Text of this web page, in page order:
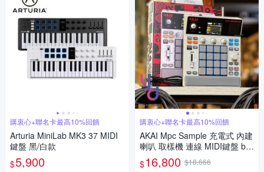
購衷心+聯名卡最高10%回饋
Arturia MiniLab MK3 37 MIDI
鍵盤 黑/白款
$5,900
購衷心+聯名卡最高10%回饋
AKAI Mpc Sample 充電式 內建
喇叭 取樣機 連線 MIDI鍵盤 be
at 嘻哈 編曲 錄音
$16,800 $18,666